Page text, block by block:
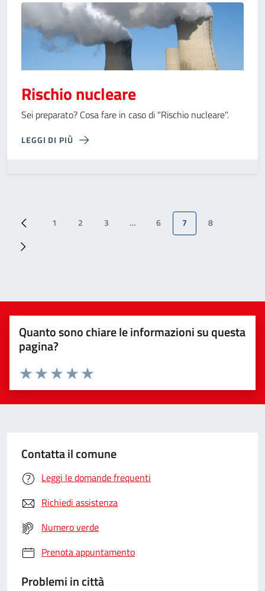
Rischio nucleare
Sei preparato? Cosa fare in caso di "Rischio nucleare".
LEGGI DI PIÙ
1 2 3 … 6 7 8
Quanto sono chiare le informazioni su questa
pagina?
Valuta da 1 a 5 stelle la pagina
Valuta 5 stelle su 5
Valuta 4 stelle su 5
Valuta 3 stelle su 5
Valuta 2 stelle su 5
Valuta 1 stelle su 5
Contatta il comune
Leggi le domande frequenti
Richiedi assistenza
Numero verde
Prenota appuntamento
Problemi in città